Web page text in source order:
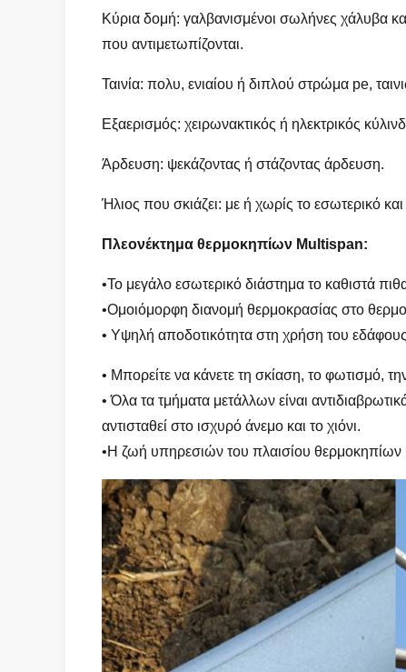
Κύρια δομή: γαλβανισμένοι σωλήνες χάλυβα
που αντιμετωπίζονται.
Ταινία: πολυ, ενιαίου ή διπλού στρώμα pe,
Εξαερισμός: χειρωνακτικός ή ηλεκτρικός
Άρδευση: ψεκάζοντας ή στάζοντας άρδευση.
Ήλιος που σκιάζει: με ή χωρίς το εσωτερικό
Πλεονέκτημα θερμοκηπίων Multispan:
•Το μεγάλο εσωτερικό διάστημα το καθιστά
•Ομοιόμορφη διανομή θερμοκρασίας στο
• Υψηλή αποδοτικότητα στη χρήση του
• Μπορείτε να κάνετε τη σκίαση, το φωτισμό,
• Όλα τα τμήματα μετάλλων είναι
αντισταθεί στο ισχυρό άνεμο και το χιόνι.
•Η ζωή υπηρεσιών του πλαισίου θερμοκηπίων